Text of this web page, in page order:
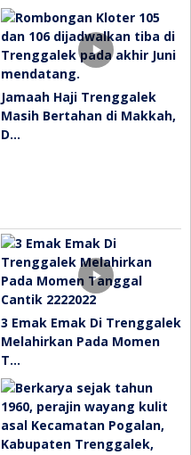
Jamaah Haji Trenggalek
Masih Bertahan di Makkah,
D…
3 Emak Emak Di Trenggalek
Melahirkan Pada Momen
T…